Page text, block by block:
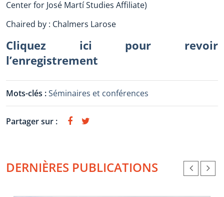
Center for José Martí Studies Affiliate)
Chaired by : Chalmers Larose
Cliquez ici pour revoir
l’enregistrement
Mots-clés :Séminaires et conférences
Partager sur :
DERNIÈRES PUBLICATIONS